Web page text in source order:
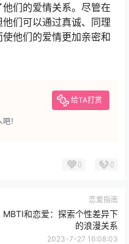
们的爱情关系。尽管在
们可以通过真诚、同理
他们的爱情更加亲密和
给TA打赏
！
0 0
恋爱指南
MBTI和恋爱：探索个性差异下
的浪漫关系
2023-7-27 16:08:03